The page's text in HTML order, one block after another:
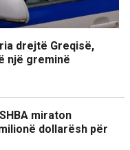
drejtë Greqisë,
një greminë
miraton
dollarësh për